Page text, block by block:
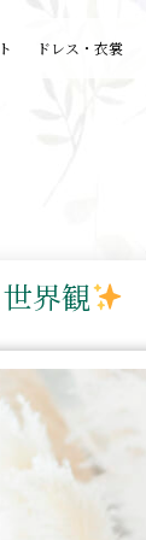
ドレス・衣裳
界観